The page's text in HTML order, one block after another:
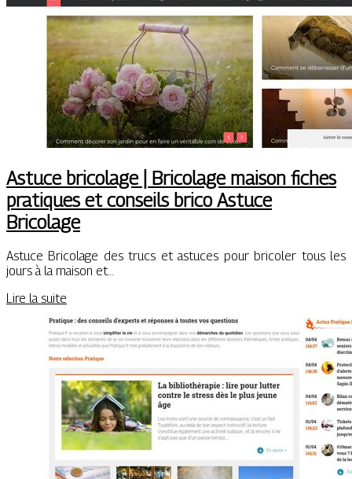
Astuce bricolage | Bricolage maison fiches
pratiques et conseils brico Astuce
Bricolage
Astuce Bricolage des trucs et astuces pour bricoler tous les
jours à la maison et…
Lire la suite